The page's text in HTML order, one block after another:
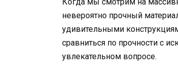
невероятно прочный
удивительными
сравниться по прочности с
увлекательном вопросе.